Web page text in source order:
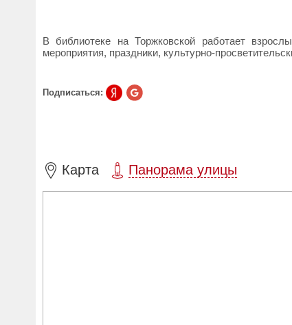
В библиотеке на Торжковской работает
мероприятия, праздники, культурно-
Подписаться:
Карта Панорама улицы